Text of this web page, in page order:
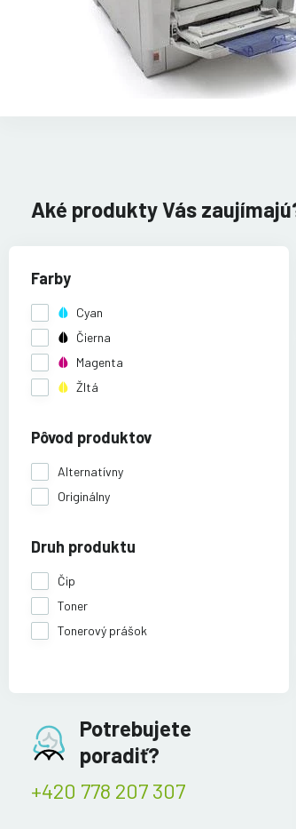
Aké produkty Vás
Farby
Cyan
Čierna
Magenta
Žltá
Pôvod produktov
Alternatívny
Originálny
Druh produktu
Čip
Toner
Tonerový prášok
Potrebujete
poradiť?
+420 778 207 307